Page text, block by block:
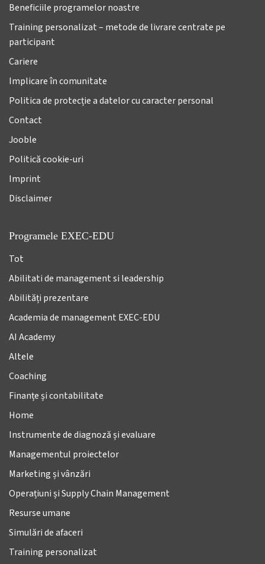
Beneficiile programelor noastre
Training personalizat – metode de livrare centrate pe
participant
Cariere
Implicare în comunitate
Politica de protecție a datelor cu caracter personal
Contact
Jooble
Politică cookie-uri
Imprint
Disclaimer
Programele EXEC-EDU
Tot
Abilitati de management si leadership
Abilități prezentare
Academia de management EXEC-EDU
AI Academy
Altele
Coaching
Finanțe și contabilitate
Home
Instrumente de diagnoză și evaluare
Managementul proiectelor
Marketing și vânzări
Operațiuni și Supply Chain Management
Resurse umane
Simulări de afaceri
Training personalizat